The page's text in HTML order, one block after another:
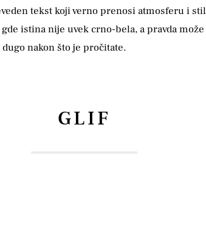
tekst koji verno prenosi atmosferu i
istina nije uvek crno-bela, a pravda
nakon što je pročitate.
GLIF